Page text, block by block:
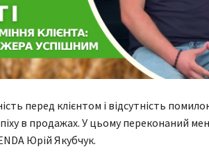
перед клієнтом і відсутність
в продажах. У цьому переконаний
Юрій Якубчук.